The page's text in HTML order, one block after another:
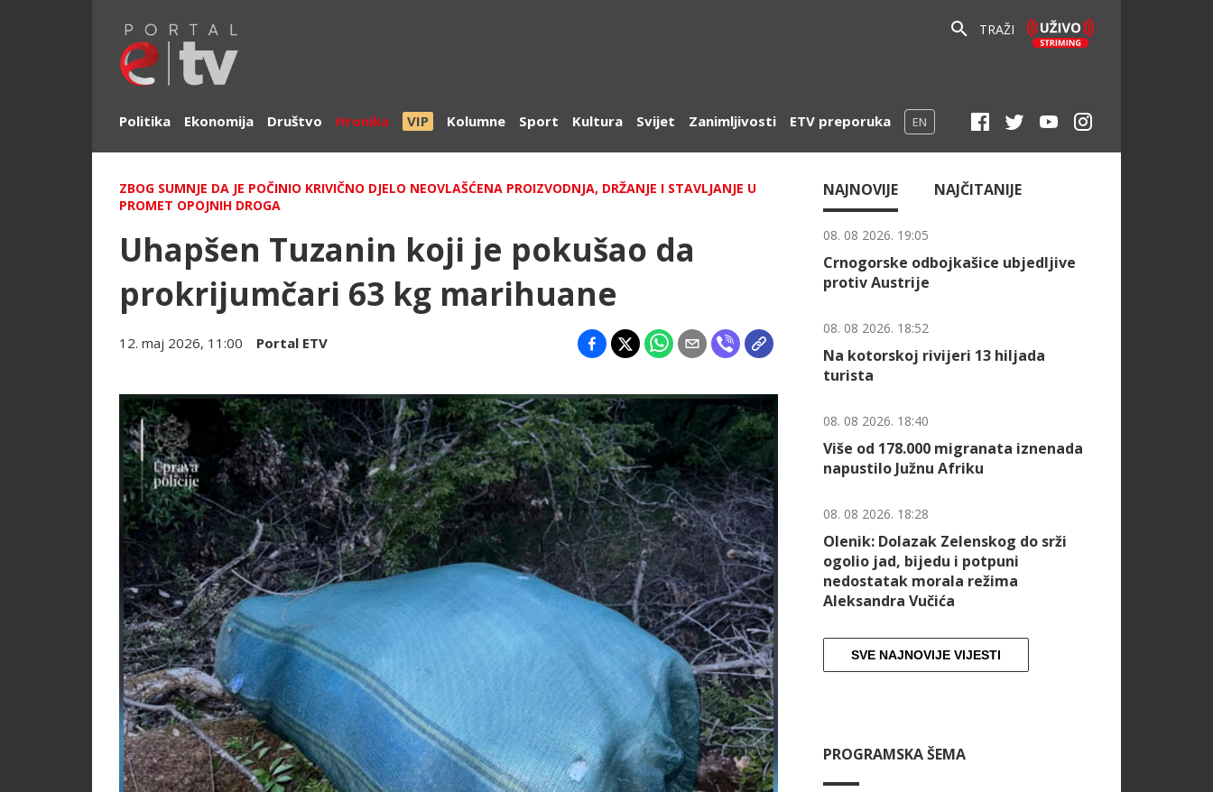
TRAŽI
Politika Ekonomija Društvo Hronika VIP Kolumne Sport Kultura Svijet Zanimljivosti ETV preporuka EN
ZBOG SUMNJE DA JE POČINIO KRIVIČNO DJELO NEOVLAŠĆENA PROIZVODNJA, DRŽANJE I STAVLJANJE U
PROMET OPOJNIH DROGA
Uhapšen Tuzanin koji je pokušao da
prokrijumčari 63 kg marihuane
12. maj 2026, 11:00 Portal ETV
NAJNOVIJE NAJČITANIJE
08. 08 2026. 19:05
Crnogorske odbojkašice ubjedljive
protiv Austrije
08. 08 2026. 18:52
Na kotorskoj rivijeri 13 hiljada
turista
08. 08 2026. 18:40
Više od 178.000 migranata iznenada
napustilo Južnu Afriku
08. 08 2026. 18:28
Olenik: Dolazak Zelenskog do srži
ogolio jad, bijedu i potpuni
nedostatak morala režima
Aleksandra Vučića
SVE NAJNOVIJE VIJESTI
PROGRAMSKA ŠEMA